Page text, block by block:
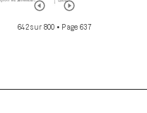
642 sur 800 • Page 637